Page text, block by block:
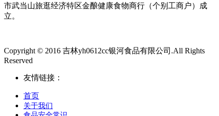
市武当山旅逛经济特区金酿健康食物商行（个别工商户）成
立。
Copyright © 2016 吉林yh0612cc银河食品有限公司.All Rights
Reserved
友情链接：
首页
关于我们